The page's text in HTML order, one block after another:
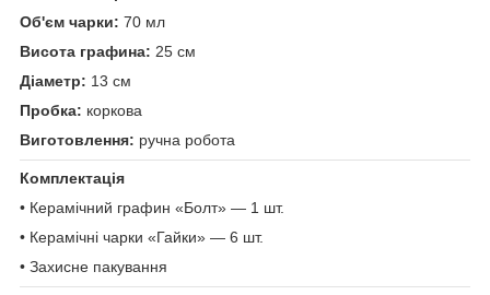
Об'єм чарки: 70 мл
Висота графина: 25 см
Діаметр: 13 см
Пробка: коркова
Виготовлення: ручна робота
Комплектація
• Керамічний графин «Болт» — 1 шт.
• Керамічні чарки «Гайки» — 6 шт.
• Захисне пакування